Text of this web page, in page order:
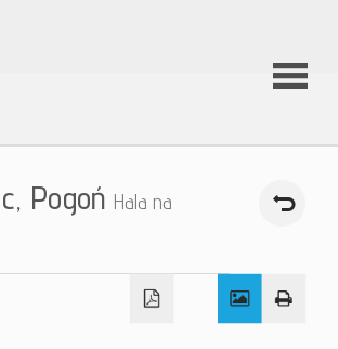
O firmie
Oferty
Pogoń Hala na